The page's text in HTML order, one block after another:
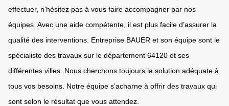
effectuer, n’hésitez pas à vous faire accompagner par nos
équipes. Avec une aide compétente, il est plus facile d’assurer la
qualité des interventions. Entreprise BAUER et son équipe sont le
spécialiste des travaux sur le département 64120 et ses
différentes villes. Nous cherchons toujours la solution adéquate à
tous vos besoins. Notre équipe s’acharne à offrir des travaux qui
sont selon le résultat que vous attendez.